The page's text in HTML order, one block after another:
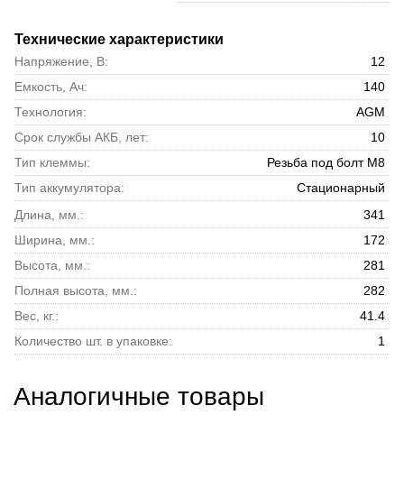
Технические характеристики
Напряжение, В:
12
Емкость, Ач:
140
Технология:
AGM
Срок службы АКБ, лет:
10
Тип клеммы:
Резьба под болт М8
Тип аккумулятора:
Стационарный
Длина, мм.:
341
Ширина, мм.:
172
Высота, мм.:
281
Полная высота, мм.:
282
Вес, кг.:
41.4
Количество шт. в упаковке:
1
Аналогичные товары